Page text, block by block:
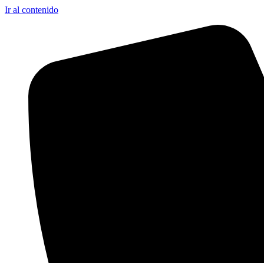
Ir al contenido